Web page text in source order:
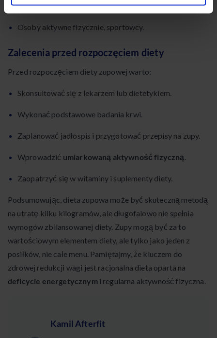
Osoby z niską masą ciała i niedożywione.
Osoby aktywne fizycznie, sportowcy.
Zalecenia przed rozpoczęciem diety
Przed rozpoczęciem diety zupowej warto:
Skonsultować się z lekarzem lub dietetykiem.
Wykonać podstawowe badania krwi.
Zaplanować jadłospis i przygotować przepisy na zupy.
Wprowadzić umiarkowaną aktywność fizyczną.
Zaopatrzyć się w witaminy i suplementy diety.
Podsumowując, dieta zupowa może być skuteczną metodą
na utratę kilku kilogramów, ale długofalowo nie spełnia
wymogów zbilansowanej diety. Zupy mogą być za to
wartościowym elementem diety, ale tylko jako jeden z
posiłków, nie całe menu. Pamiętajmy, że kluczem do
zdrowej redukcji wagi jest racjonalna dieta oparta na
deficycie energetycznym i regularna aktywność fizyczna.
Kamil Afterfit